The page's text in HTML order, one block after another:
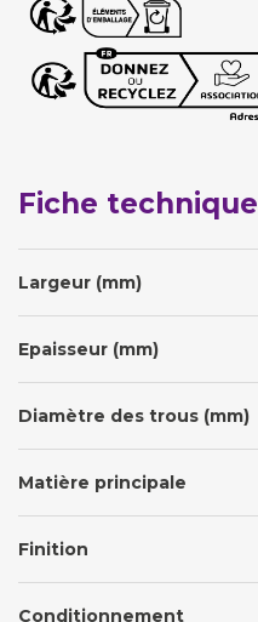
Fiche technique
Largeur (mm)
Epaisseur (mm)
Diamètre des trous (mm)
Matière principale
Finition
Conditionnement